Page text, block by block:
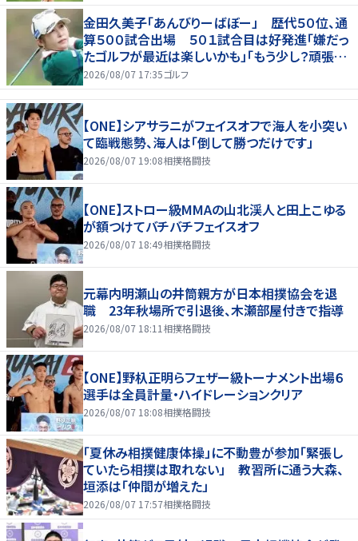
金田久美子「あんびりーばぼー」 歴代５０位、通
算５００試合出場 ５０１試合目は好発進「嫌だっ
たゴルフが最近は楽しいかも」「もう少し？頑張り
たいな」
2026/08/07 17:35ゴルフ
【ONE】シアサラニがフェイスオフで海人を小突い
て臨戦態勢、海人は「倒して勝つだけです」
2026/08/07 19:08相撲格闘技
【ONE】ストロー級MMAの山北渓人と田上こゆる
が額つけてバチバチフェイスオフ
2026/08/07 18:49相撲格闘技
元幕内明瀬山の井筒親方が日本相撲協会を退
職 23年秋場所で引退後、木瀬部屋付きで指導
2026/08/07 18:11 相撲格闘技
【ONE】野杁正明らフェザー級トーナメント出場６
選手は全員計量・ハイドレーションクリア
2026/08/07 18:08相撲格闘技
「夏休み相撲健康体操」に不動豊が参加「緊張し
ていたら相撲は取れない」 教習所に通う大森、
垣添は「仲間が増えた」
2026/08/07 17:57相撲格闘技